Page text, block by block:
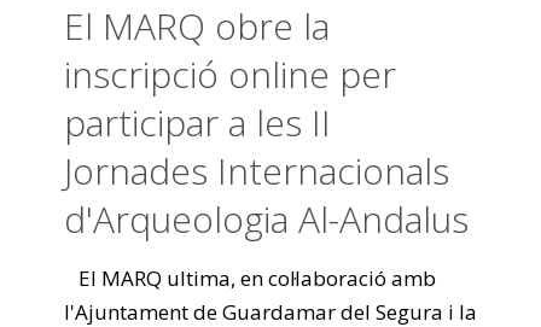
El MARQ obre la
inscripció online per
participar a les II
Jornades Internacionals
d'Arqueologia Al-Andalus
El MARQ ultima, en col·laboració amb
l'Ajuntament de Guardamar del Segura i la